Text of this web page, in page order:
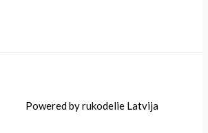
Powered by rukodelie Latvija